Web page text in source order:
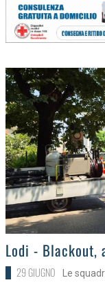
>Lodi -
29 GIUGNO Le